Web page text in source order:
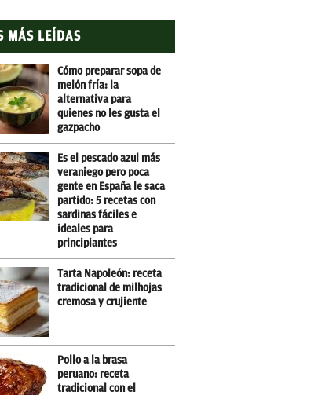
MÁS LEÍDAS
Cómo preparar sopa de
melón fría: la
alternativa para
quienes no les gusta el
gazpacho
Es el pescado azul más
veraniego pero poca
gente en España le saca
partido: 5 recetas con
sardinas fáciles e
ideales para
principiantes
Tarta Napoleón: receta
tradicional de milhojas
cremosa y crujiente
Pollo a la brasa
peruano: receta
tradicional con el